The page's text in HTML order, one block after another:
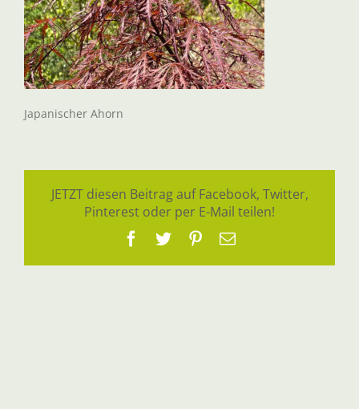
Japanischer Ahorn
JETZT diesen Beitrag auf Facebook, Twitter,
Pinterest oder per E-Mail teilen!
Facebook
TwitterPinterest
E-